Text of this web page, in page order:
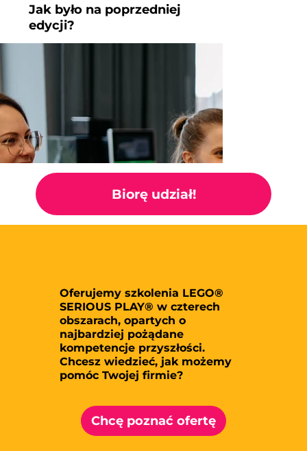
Jak było na poprzedniej
edycji?
Biorę udział!
Oferujemy szkolenia LEGO®
SERIOUS PLAY® w czterech
obszarach, opartych o
najbardziej pożądane
kompetencje przyszłości.
Chcesz wiedzieć, jak możemy
pomóc Twojej firmie?
Chcę poznać ofertę